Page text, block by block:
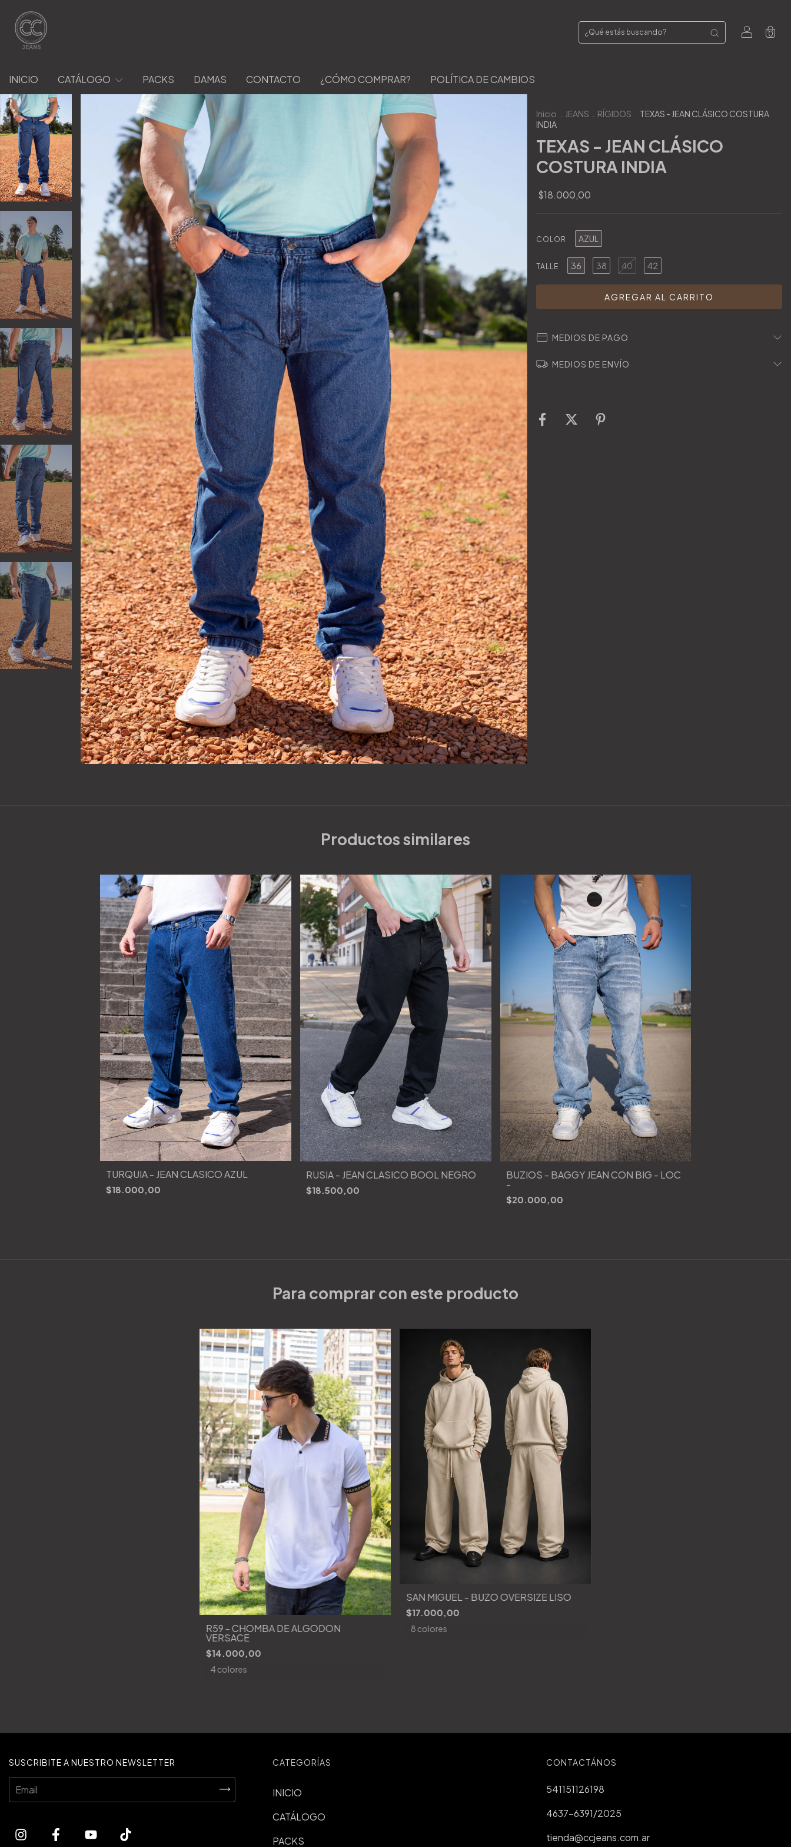
0
INICIO CATÁLOGO PACKS DAMAS CONTACTO ¿CÓMO COMPRAR? POLÍTICA DE CAMBIOS
Inicio JEANS RÍGIDOS
TEXAS - JEAN CLÁSICO COSTURA
INDIA
TEXAS - JEAN CLÁSICO
COSTURA INDIA
$18.000,00
COLOR AZUL
TALLE 36 38 40 42
MEDIOS DE PAGO
MEDIOS DE ENVÍO
Productos similares
TURQUÍA - JEAN CLÁSICO AZUL
$18.000,00
RUSIA - JEAN CLÁSICO BOOL NEGRO
$18.500,00
BUZIOS - BAGGY JEAN CON BIG - LOC
-
$20.000,00
Para comprar con este producto
R59 - CHOMBA DE ALGODON
VERSACE
$14.000,00
4 colores
SAN MIGUEL - BUZO OVERSIZE LISO
$17.000,00
8 colores
SUSCRIBITE A NUESTRO NEWSLETTER CATEGORÍAS
INICIO
CATÁLOGO
PACKS
CONTACTÁNOS
541151126198
4637-6391/2025
tienda@ccjeans.com.ar